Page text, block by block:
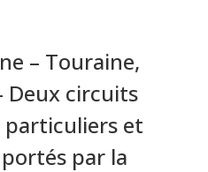
– Touraine,
Deux circuits
et
par la